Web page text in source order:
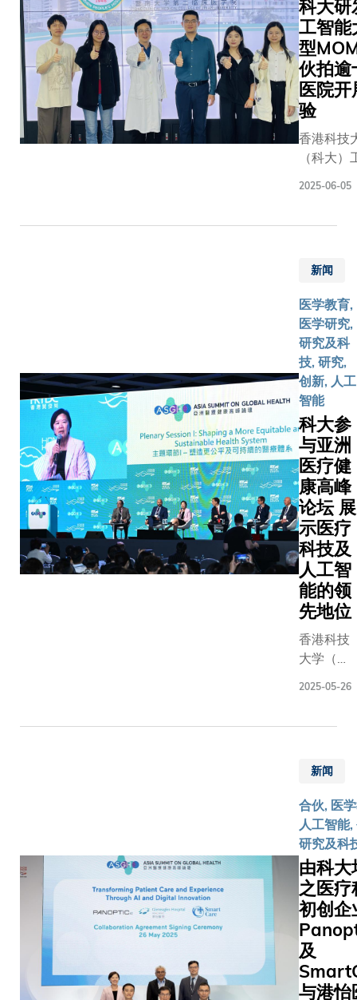
位。 科大坚
实科研基
的明证 科
大副校长
（研究及
展）郑光
教授向所
成功获批
助的科大
队致以祝
示：「作
大学，科
展领域具
深厚的科
实力，我
十分荣幸
新一轮
RAISe+
中，成为
拨款项目
多的大学
这是对科
卓越的研
及知识转
能力方面
肯定，也
现我们对
研卓越和
识转移的
府大力支
创新科技
展，激发
科研成果
具影响力
技术，连
RAISe+在
内，这些
的资源不
可帮助学
从实验室
向市场，
鼓励更多
大成员进
跨领域协
作，推动
新研究，
已成为本
教育界最
初创盛事
澳洲、比
巴西、法
国、匈牙
尼、巴基
阿联酋、
越南等多
港总领事
生、香港
集团行政
翊庭女士
利康中国
澳门总经
女士等嘉
大校长叶
授、科大
州）校长
教授及科
长（研究
展）郑光
等，一起
多间科大
创公司，
们所展示
技创新成
至2025
科大成员
了逾
仍活跃的
司，当中
球协作
全球创新
支援本地
向国际，
年更于活
「国际展
Pavilion)
世界各地
精英参与
成功经验
科大研
工智能
型
伙拍逾
医院开
验
香港科技
（科大）
模最大的
（
建构，能
区分良性
肿瘤，准
美拥有五
经验的放
生。团队
圳市人民
广州市第
医院、云
瘤医院等
间医院及
作，展开
验证，以
评估系统
为投入实
做好准备。
最大
集 乳癌是全球女
的癌症之
分子亚型
的预测，
尽管
能提供丰
断资讯，
传统AI系
言，整合
据的多种
态（即磁
中不同的
列）仍存
挑战，特
2025-06-05
新闻
医学教育,
医学研究,
研究及科
技, 研究,
创新, 人工
智能
科大参
与亚洲
医疗健
康高峰
论坛 展
示医疗
科技及
人工智
能的领
先地位
香港科技
大学（科
享其对未
健康领域
发展的前
瞻性见解
及彰显其
在医疗科
技创新方
面的领先
地位。作
为高峰论
坛「专题
2025-05-26
新闻
合伙, 医
人工智能,
研究及科
由科大
之医疗
初创企
及
与港怡